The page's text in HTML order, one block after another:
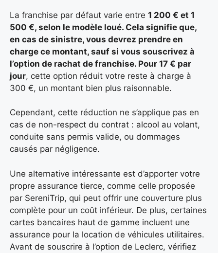
La franchise par défaut varie entre 1 200 € et 1
500 €, selon le modèle loué. Cela signifie que,
en cas de sinistre, vous devrez prendre en
charge ce montant, sauf si vous souscrivez à
l’option de rachat de franchise. Pour 17 € par
jour, cette option réduit votre reste à charge à
300 €, un montant bien plus raisonnable.
Cependant, cette réduction ne s’applique pas en
cas de non-respect du contrat : alcool au volant,
conduite sans permis valide, ou dommages
causés par négligence.
Une alternative intéressante est d’apporter votre
propre assurance tierce, comme celle proposée
par SereniTrip, qui peut offrir une couverture plus
complète pour un coût inférieur. De plus, certaines
cartes bancaires haut de gamme incluent une
assurance pour la location de véhicules utilitaires.
Avant de souscrire à l’option de Leclerc, vérifiez